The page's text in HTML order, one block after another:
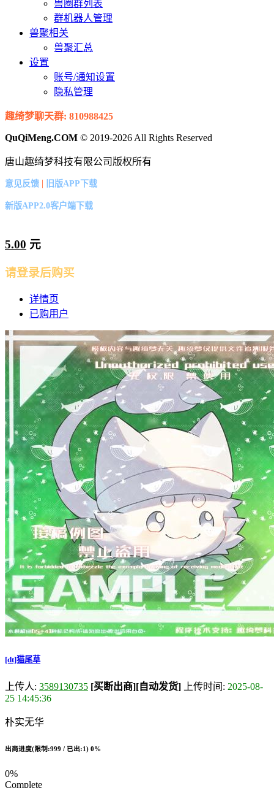
兽圈群列表
群机器人管理
兽聚相关
兽聚汇总
设置
账号/通知设置
隐私管理
趣绮梦聊天群: 810988425
QuQiMeng.COM © 2019-2026 All Rights Reserved
唐山趣绮梦科技有限公司版权所有
意见反馈 | 旧版APP下载
新版APP2.0客户端下载
5.00 元
请登录后购买
详情页
已购用户
[dt]猫尾草
上传人: 3589130735 [买断出商][自动发货] 上传时间: 2025-08-
25 14:45:36
朴实无华
出商进度(限制:999 / 已出:1) 0%
0%
Complete